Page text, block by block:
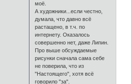
моё.
А художники...если честно,
думала, что давно всё
растащено, в т.ч. по
интернету. Оказалось
совершенно нет, даже Липин.
Про выше обсуждаемые
рисунки сначала сама себе
не поверила, что из
"Настоящего", хотя всё
говорило "за".